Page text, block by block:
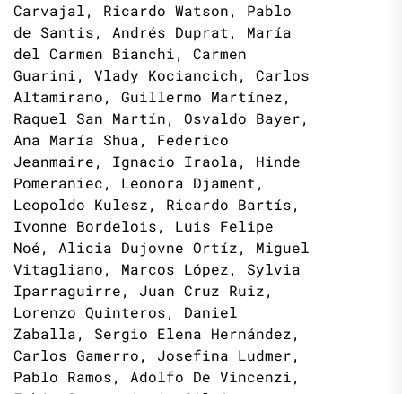
Carvajal, Ricardo Watson, Pablo
de Santis, Andrés Duprat, María
del Carmen Bianchi, Carmen
Guarini, Vlady Kociancich, Carlos
Altamirano, Guillermo Martínez,
Raquel San Martín, Osvaldo Bayer,
Ana María Shua, Federico
Jeanmaire, Ignacio Iraola, Hinde
Pomeraniec, Leonora Djament,
Leopoldo Kulesz, Ricardo Bartís,
Ivonne Bordelois, Luis Felipe
Noé, Alicia Dujovne Ortíz, Miguel
Vitagliano, Marcos López, Sylvia
Iparraguirre, Juan Cruz Ruiz,
Lorenzo Quinteros, Daniel
Zaballa, Sergio Elena Hernández,
Carlos Gamerro, Josefina Ludmer,
Pablo Ramos, Adolfo De Vincenzi,